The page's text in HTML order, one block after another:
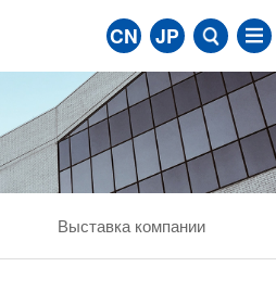
CN JP
Выставка компании